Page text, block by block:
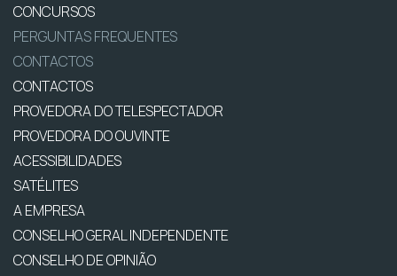
CONCURSOS
PERGUNTAS FREQUENTES
CONTACTOS
CONTACTOS
PROVEDORA DO TELESPECTADOR
PROVEDORA DO OUVINTE
ACESSIBILIDADES
SATÉLITES
A EMPRESA
CONSELHO GERAL INDEPENDENTE
CONSELHO DE OPINIÃO